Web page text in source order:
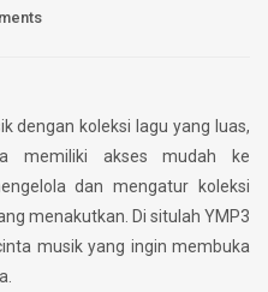
dengan koleksi lagu yang luas,
memiliki akses mudah ke
dan mengatur koleksi
menakutkan. Di situlah YMP3
musik yang ingin membuka